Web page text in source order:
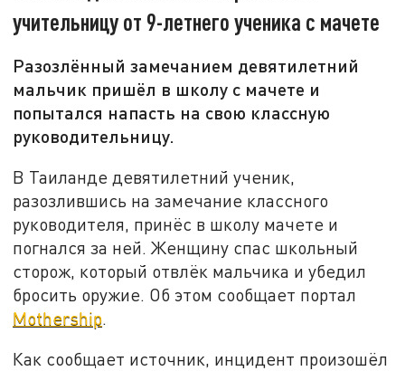
учительницу от 9-летнего ученика с мачете
Разозлённый замечанием девятилетний
мальчик пришёл в школу с мачете и
попытался напасть на свою классную
руководительницу.
В Таиланде девятилетний ученик,
разозлившись на замечание классного
руководителя, принёс в школу мачете и
погнался за ней. Женщину спас школьный
сторож, который отвлёк мальчика и убедил
бросить оружие. Об этом сообщает портал
Mothership.
Как сообщает источник, инцидент произошёл